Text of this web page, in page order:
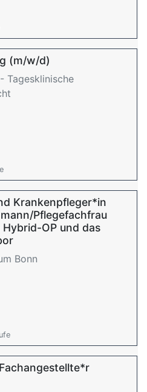
(m/w/d)
Tagesklinische
Krankenpfleger*in
Pflegefachfrau
OP und das
Bonn